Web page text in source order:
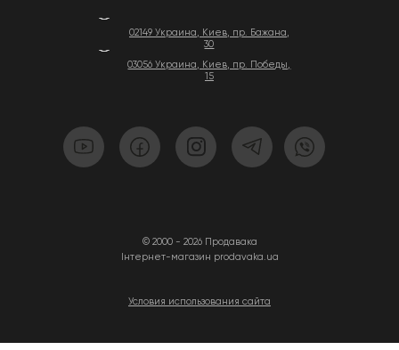
02149 Украина, Киев, пр. Бажана,
30
03056 Украина, Киев, пр. Победы,
15
© 2000 - 2026 Продавака
Інтернет-магазин prodavaka.ua
Условия использования сайта